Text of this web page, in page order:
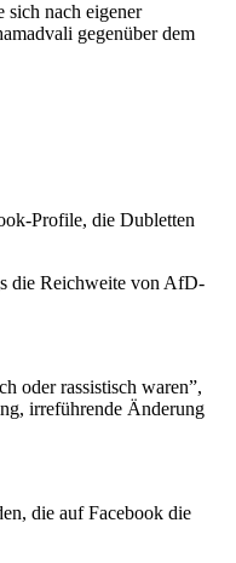
sich nach eigener
gegenüber dem
Profile, die Dubletten
die Reichweite von AfD-
oder rassistisch waren”,
irreführende Änderung
die auf Facebook die